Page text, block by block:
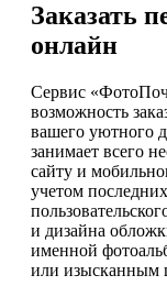
Заказать
онлайн
Сервис
возможность
вашего уютного
занимает всего
сайту и
учетом
и дизайна
именной
или изысканным